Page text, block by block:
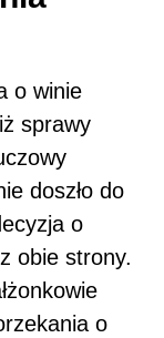
o winie
sprawy
doszło do
o
obie strony.
o